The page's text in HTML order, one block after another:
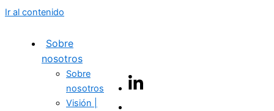
Ir al contenido
Sobre
nosotros
Sobre
nosotros
Visión |